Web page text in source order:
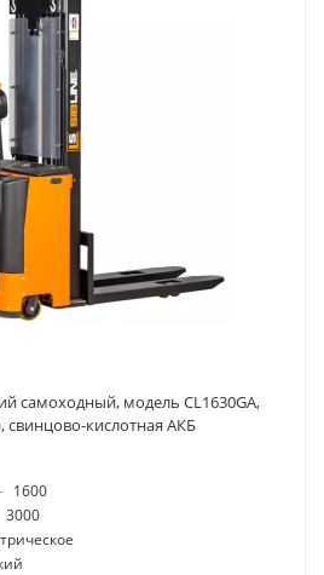
самоходный, модель CL1630GA,
свинцово-кислотная АКБ
1600
3000